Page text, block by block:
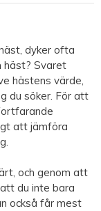
dyker ofta
häst? Svaret
hästens värde,
du söker. För att
att jämföra
och genom att
du inte bara
också får mest